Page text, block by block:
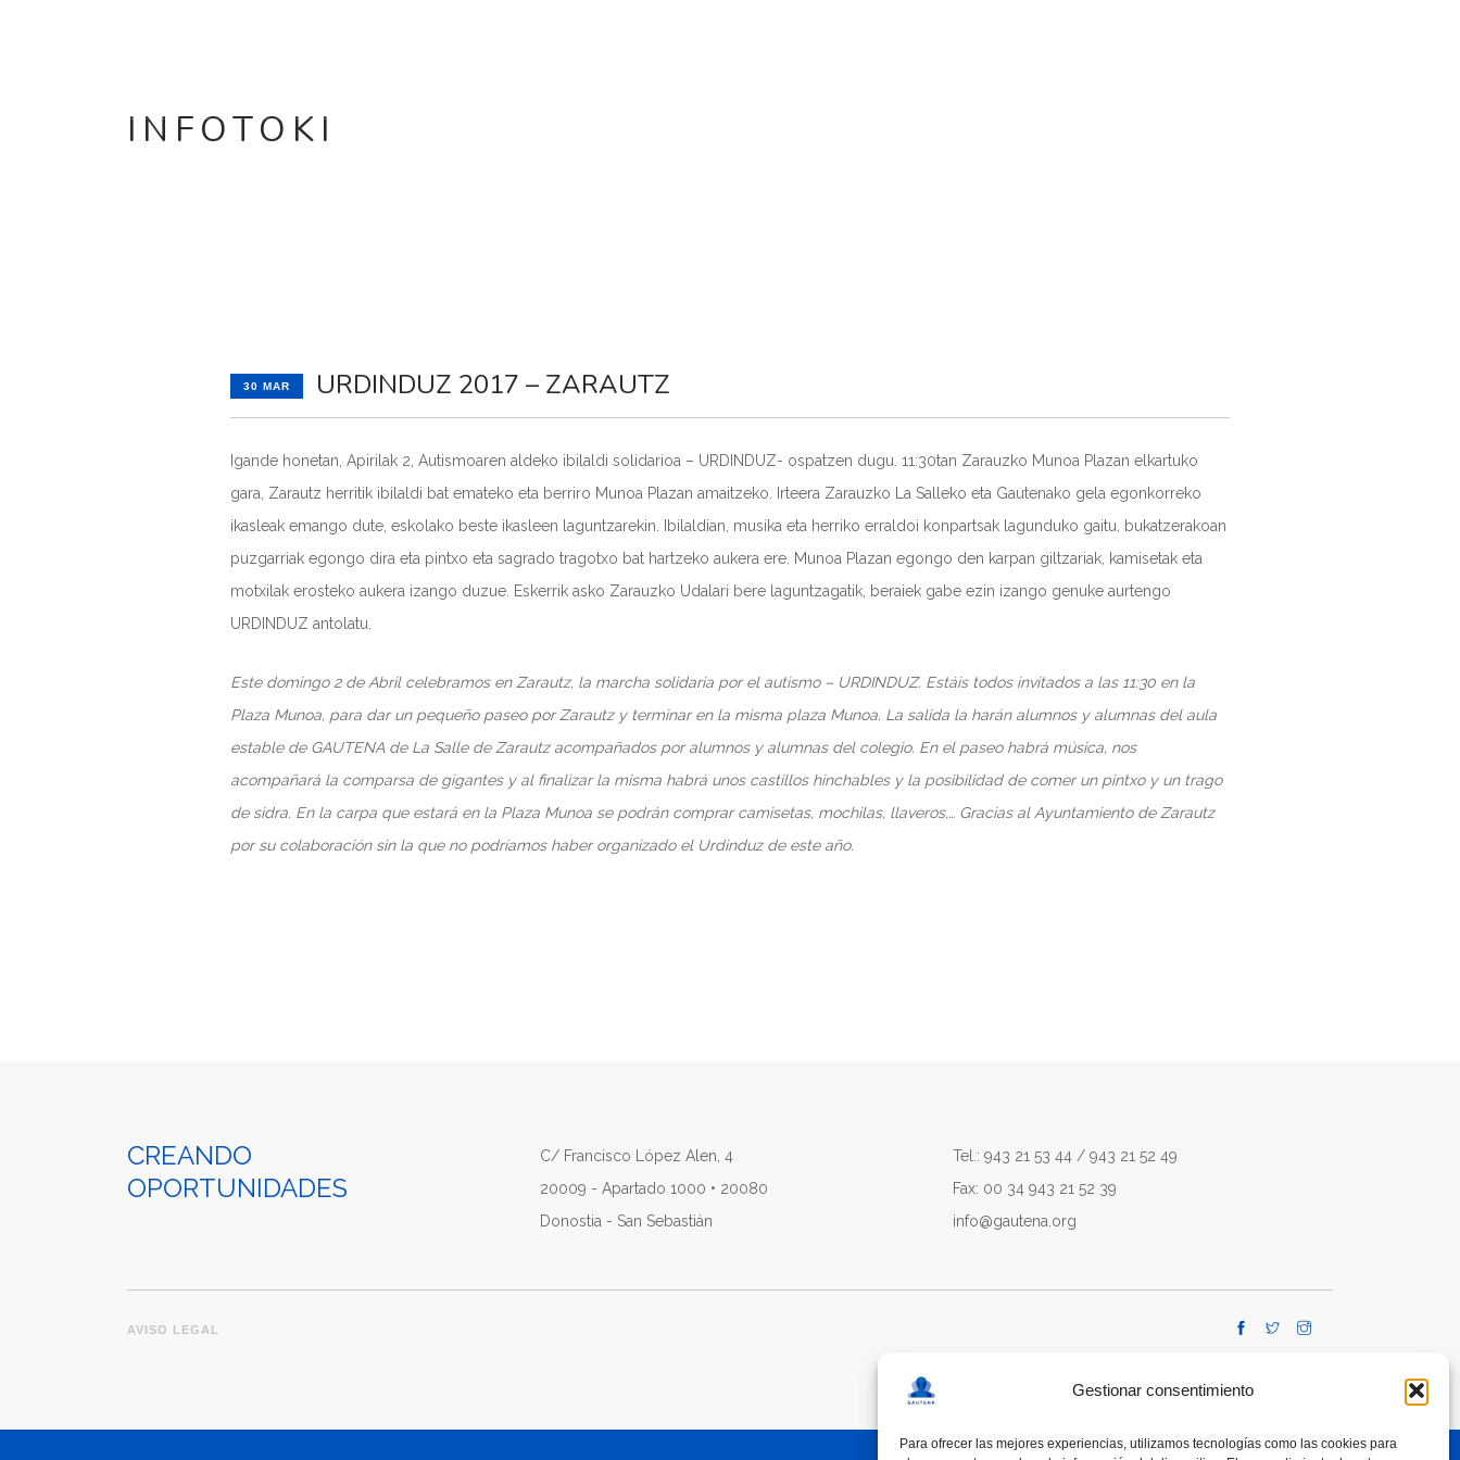
Gestionar consentimiento
Para ofrecer las mejores experiencias, utilizamos tecnologías como las cookies para
INFOTOKI
30 MAR URDINDUZ 2017 – ZARAUTZ
Igande honetan, Apirilak 2, Autismoaren aldeko ibilaldi solidarioa – URDINDUZ- ospatzen dugu. 11:30tan Zarauzko Munoa Plazan elkartuko
gara, Zarautz herritik ibilaldi bat emateko eta berriro Munoa Plazan amaitzeko. Irteera Zarauzko La Salleko eta Gautenako gela egonkorreko
ikasleak emango dute, eskolako beste ikasleen laguntzarekin. Ibilaldian, musika eta herriko erraldoi konpartsak lagunduko gaitu, bukatzerakoan
puzgarriak egongo dira eta pintxo eta sagrado tragotxo bat hartzeko aukera ere. Munoa Plazan egongo den karpan giltzariak, kamisetak eta
motxilak erosteko aukera izango duzue. Eskerrik asko Zarauzko Udalari bere laguntzagatik, beraiek gabe ezin izango genuke aurtengo
URDINDUZ antolatu.
Este domingo 2 de Abril celebramos en Zarautz, la marcha solidaria por el autismo – URDINDUZ. Estáis todos invitados a las 11:30 en la
Plaza Munoa, para dar un pequeño paseo por Zarautz y terminar en la misma plaza Munoa. La salida la harán alumnos y alumnas del aula
estable de GAUTENA de La Salle de Zarautz acompañados por alumnos y alumnas del colegio. En el paseo habrá música, nos
acompañará la comparsa de gigantes y al finalizar la misma habrá unos castillos hinchables y la posibilidad de comer un pintxo y un trago
de sidra. En la carpa que estará en la Plaza Munoa se podrán comprar camisetas, mochilas, llaveros,… Gracias al Ayuntamiento de Zarautz
por su colaboración sin la que no podríamos haber organizado el Urdinduz de este año.
CREANDO
OPORTUNIDADES
C/ Francisco López Alen, 4
20009 - Apartado 1000 • 20080
Donostia - San Sebastián
Tel.: 943 21 53 44 / 943 21 52 49
Fax: 00 34 943 21 52 39
info@gautena.org
AVISO LEGAL